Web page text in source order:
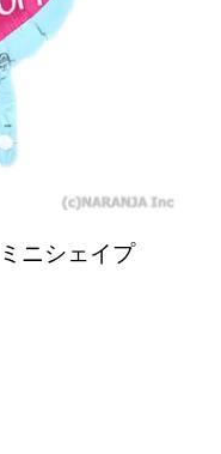
ニシェイプ